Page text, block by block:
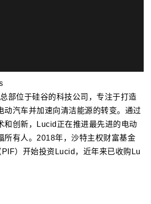
部位于硅谷的科技公司，专注于打造
动汽车并加速向清洁能源的转变。通过
和创新，Lucid正在推进最先进的电动
所有人。2018年，沙特主权财富基金
PIF）开始投资Lucid，近年来已收购Lu